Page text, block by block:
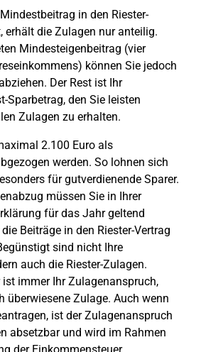
in den Riester-
erhält die Zulagen nur anteilig.
Mindesteigenbeitrag (vier
können Sie jedoch
Der Rest ist Ihr
Sparbetrag, den Sie leisten
Zulagen zu erhalten.
2.100 Euro als
werden. So lohnen sich
für gutverdienende Sparer.
müssen Sie in Ihrer
für das Jahr geltend
Beiträge in den Riester-Vertrag
sind nicht Ihre
auch die Riester-Zulagen.
immer Ihr Zulagenanspruch,
überwiesene Zulage. Auch wenn
ist der Zulagenanspruch
absetzbar und wird im Rahmen